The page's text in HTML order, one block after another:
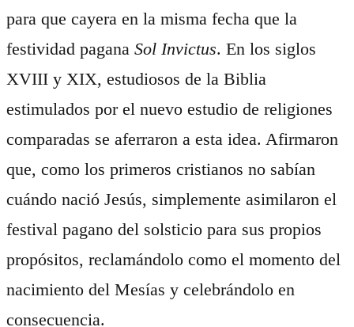
para que cayera en la misma fecha que la
festividad pagana Sol Invictus. En los siglos
XVIII y XIX, estudiosos de la Biblia
estimulados por el nuevo estudio de religiones
comparadas se aferraron a esta idea. Afirmaron
que, como los primeros cristianos no sabían
cuándo nació Jesús, simplemente asimilaron el
festival pagano del solsticio para sus propios
propósitos, reclamándolo como el momento del
nacimiento del Mesías y celebrándolo en
consecuencia.